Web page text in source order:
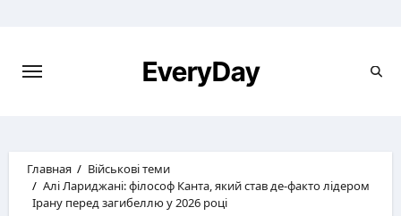
EveryDay
Главная
Військові теми
Алі Лариджані: філософ Канта, який став де-факто лідером
Ірану перед загибеллю у 2026 році